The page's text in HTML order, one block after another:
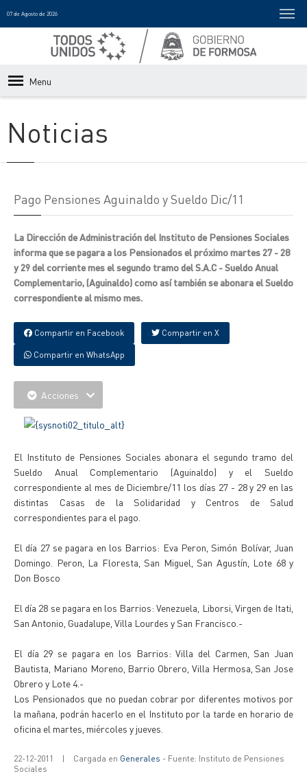
07 de Agosto de 2026
Menu
Noticias
Pago Pensiones Aguinaldo y Sueldo Dic/11
La Dirección de Administración del Instituto de Pensiones Sociales
informa que se pagara a los Pensionados el próximo martes 27 - 28
y 29 del corriente mes el segundo tramo del S.A.C - Sueldo Anual
Complementario, (Aguinaldo) como así también se abonara el Sueldo
correspondiente al mismo mes.
Compartir en Facebook Compartir en X
Compartir en WhatsApp
Acciones
El Instituto de Pensiones Sociales abonara el segundo tramo del
Sueldo Anual Complementario (Aguinaldo) y el Sueldo
correspondiente al mes de Diciembre/11 los días 27 - 28 y 29 en las
distintas Casas de la Solidaridad y Centros de Salud
correspondientes para el pago.
El día 27 se pagara en los Barrios: Eva Peron, Simón Bolívar, Juan
Domingo. Peron, La Floresta, San Miguel, San Agustín, Lote 68 y
Don Bosco
El día 28 se pagara en los Barrios: Venezuela, Liborsi, Virgen de Itati,
San Antonio, Guadalupe, Villa Lourdes y San Francisco.-
El día 29 se pagara en los Barrios: Villa del Carmen, San Juan
Bautista, Mariano Moreno, Barrio Obrero, Villa Hermosa, San Jose
Obrero y Lote 4.-
Los Pensionados que no puedan cobrar por diferentes motivos por
la mañana, podrán hacerlo en el Instituto por la tarde en horario de
oficina el martes, miércoles y jueves.
22-12-2011 | Cargada en Generales - Fuente: Instituto de Pensiones
Sociales